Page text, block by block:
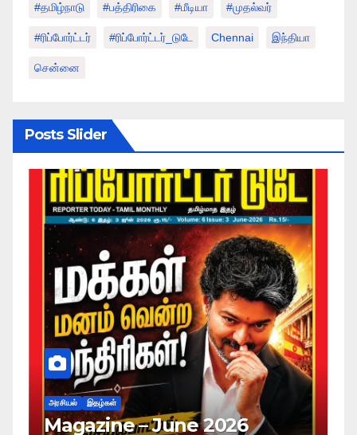
#தமிழ்நாடு #பத்திரிகை #மீடியா #முதல்வர்
#ரிப்போர்ட்டர் #ரிப்போர்ட்டர்_டுடே Chennai இந்தியா
சென்னை
Posts Slider
– June 2026
அரசியல்
Magazine –